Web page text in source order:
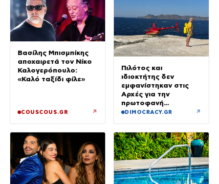
Βασίλης Μπισμπίκης
αποχαιρετά τον Νίκο
Καλογερόπουλο:
«Καλό ταξίδι φίλε»
COUSCOUS.GR ↗
Πιλότος και
ιδιοκτήτης δεν
εμφανίστηκαν στις
Αρχές για την
πρωτοφανή
προσγείωση του
DIMOCRACY.GR ↗